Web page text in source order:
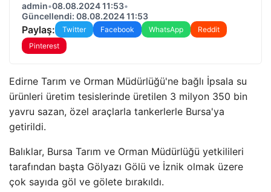
admin•08.08.2024 11:53•
Güncellendi: 08.08.2024 11:53
Paylaş: Twitter Facebook WhatsApp
Reddit
Pinterest
Edirne Tarım ve Orman Müdürlüğü'ne bağlı İpsala su
ürünleri üretim tesislerinde üretilen 3 milyon 350 bin
yavru sazan, özel araçlarla tankerlerle Bursa'ya
getirildi.
Balıklar, Bursa Tarım ve Orman Müdürlüğü yetkilileri
tarafından başta Gölyazı Gölü ve İznik olmak üzere
çok sayıda göl ve gölete bırakıldı.